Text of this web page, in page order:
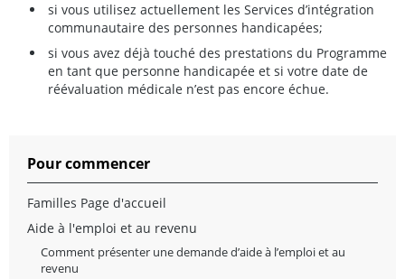
si vous utilisez actuellement les Services d’intégration
communautaire des personnes handicapées;
si vous avez déjà touché des prestations du Programme
en tant que personne handicapée et si votre date de
réévaluation médicale n’est pas encore échue.
Pour commencer
Familles Page d'accueil
Aide à l'emploi et au revenu
Comment présenter une demande d’aide à l’emploi et au
revenu